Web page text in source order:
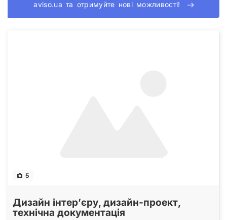
aviso.ua та отримуйте нові можливості!
5
Дизайн інтер’єру, дизайн-проект,
технічна документація